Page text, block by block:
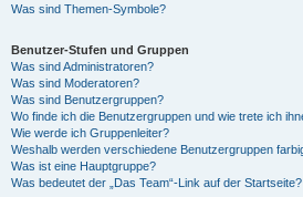
Was sind Themen-Symbole?
Benutzer-Stufen und Gruppen
Was sind Administratoren?
Was sind Moderatoren?
Was sind Benutzergruppen?
Wo finde ich die Benutzergruppen und wie trete ich
Wie werde ich Gruppenleiter?
Weshalb werden verschiedene Benutzergruppen
Was ist eine Hauptgruppe?
Was bedeutet der „Das Team“-Link auf der Startseite?